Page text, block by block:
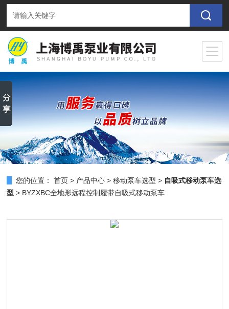
您的位置： 首页 > 产品中心 >移动泵车选型 > 自吸式移动泵车选
型 > BYZXBC全地形远程控制履带自吸式移动泵车